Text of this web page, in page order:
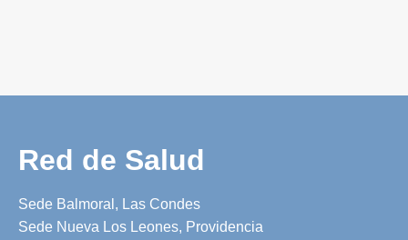
Red de Salud
Sede Balmoral, Las Condes
Sede Nueva Los Leones, Providencia